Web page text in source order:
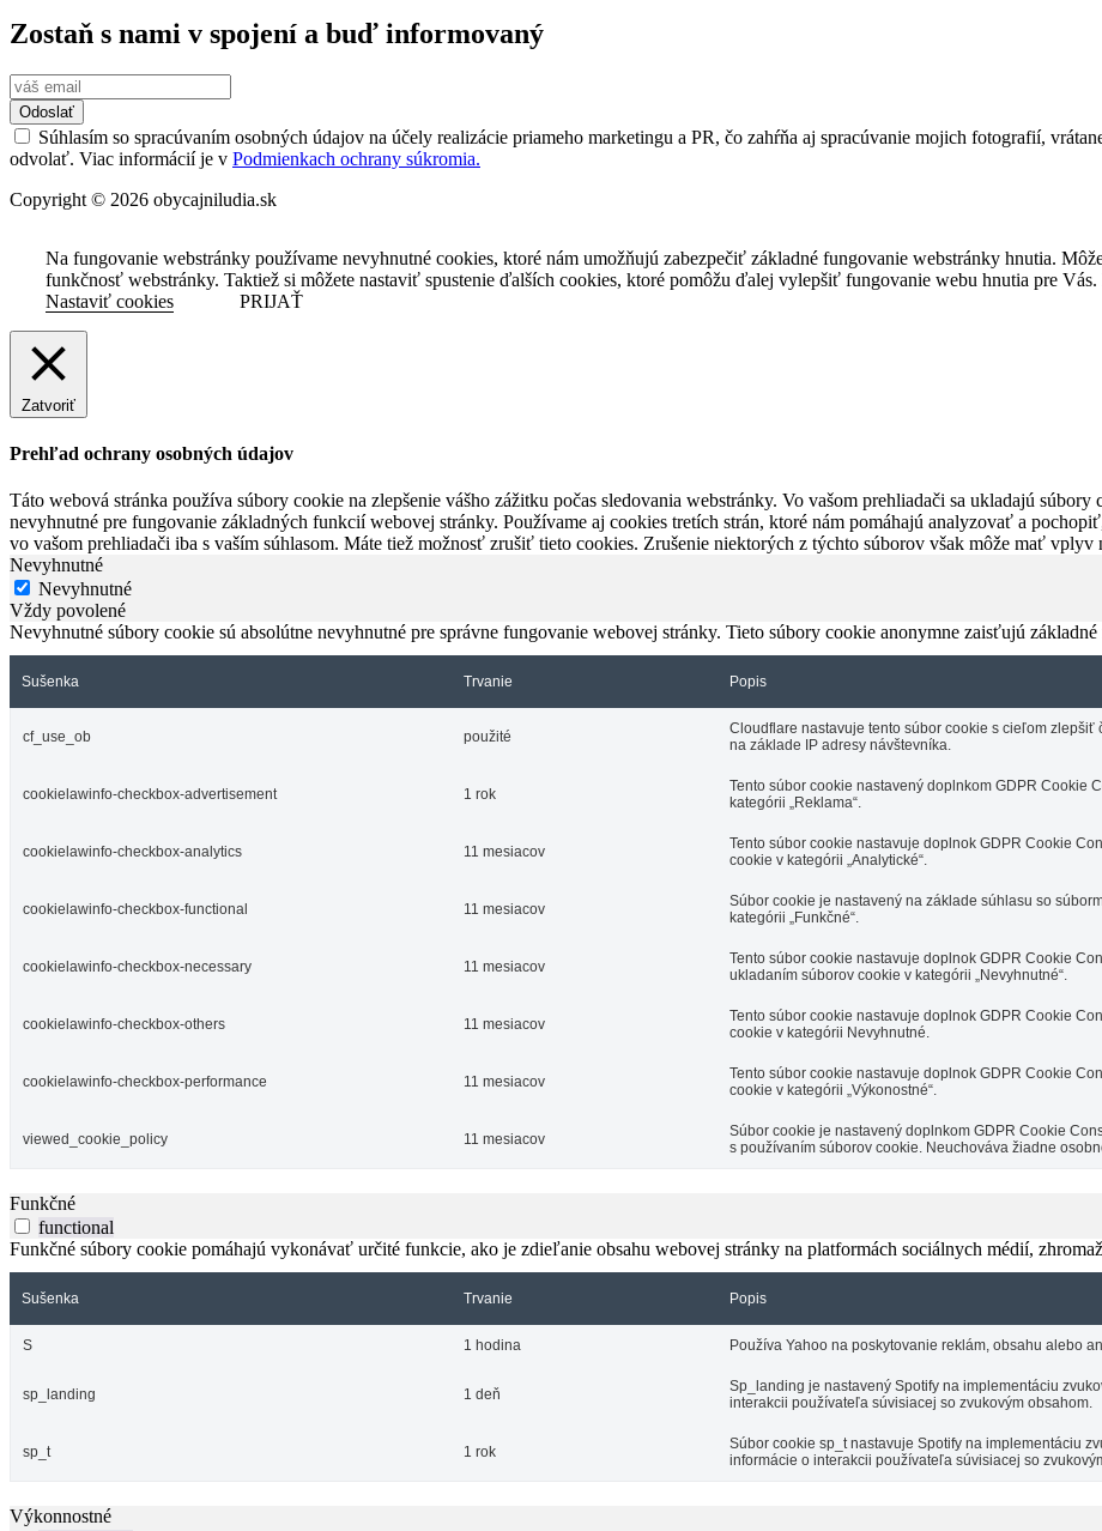
Zostaň s nami v spojení a buď informovaný
Odoslať
Súhlasím so spracúvaním osobných údajov na účely realizácie priameho marketingu a PR, čo zahŕňa aj spracúvanie mojich fotografií,
odvolať. Viac informácií je v Podmienkach ochrany súkromia.
Copyright © 2026 obycajniludia.sk
Na fungovanie webstránky používame nevyhnutné cookies, ktoré nám umožňujú zabezpečiť základné fungovanie webstránky hnutia.
funkčnosť webstránky. Taktiež si môžete nastaviť spustenie ďalších cookies, ktoré pomôžu ďalej vylepšiť fungovanie webu hnutia pre
Nastaviť cookies
PRIJAŤ
Zatvoriť
Prehľad ochrany osobných údajov
Táto webová stránka používa súbory cookie na zlepšenie vášho zážitku počas sledovania webstránky. Vo vašom prehliadači sa ukladajú
nevyhnutné pre fungovanie základných funkcií webovej stránky. Používame aj cookies tretích strán, ktoré nám pomáhajú analyzovať a
vo vašom prehliadači iba s vaším súhlasom. Máte tiež možnosť zrušiť tieto cookies. Zrušenie niektorých z týchto súborov však môže mať vplyv
Nevyhnutné
Nevyhnutné
Vždy povolené
Nevyhnutné súbory cookie sú absolútne nevyhnutné pre správne fungovanie webovej stránky. Tieto súbory cookie anonymne zaisťujú
Sušenka Trvanie Popis
cf_use_ob použité
Cloudflare nastavuje tento súbor cookie s cieľom
na základe IP adresy návštevníka.
cookielawinfo-checkbox-advertisement 1 rok
Tento súbor cookie nastavený doplnkom GDPR Cookie
kategórii „Reklama“.
cookielawinfo-checkbox-analytics 11 mesiacov
Tento súbor cookie nastavuje doplnok GDPR Cookie
cookie v kategórii „Analytické“.
cookielawinfo-checkbox-functional 11 mesiacov
Súbor cookie je nastavený na základe súhlasu so
kategórii „Funkčné“.
cookielawinfo-checkbox-necessary 11 mesiacov
Tento súbor cookie nastavuje doplnok GDPR Cookie
ukladaním súborov cookie v kategórii „Nevyhnutné“.
cookielawinfo-checkbox-others 11 mesiacov
Tento súbor cookie nastavuje doplnok GDPR Cookie
cookie v kategórii Nevyhnutné.
cookielawinfo-checkbox-performance 11 mesiacov
Tento súbor cookie nastavuje doplnok GDPR Cookie
cookie v kategórii „Výkonostné“.
viewed_cookie_policy 11 mesiacov
Súbor cookie je nastavený doplnkom GDPR Cookie
s používaním súborov cookie. Neuchováva žiadne
Funkčné
functional
Funkčné súbory cookie pomáhajú vykonávať určité funkcie, ako je zdieľanie obsahu webovej stránky na platformách sociálnych médií,
Sušenka Trvanie Popis
S 1 hodina Používa Yahoo na poskytovanie reklám, obsahu alebo
sp_landing 1 deň
Sp_landing je nastavený Spotify na implementáciu
interakcii používateľa súvisiacej so zvukovým obsahom.
sp_t 1 rok
Súbor cookie sp_t nastavuje Spotify na implementáciu
informácie o interakcii používateľa súvisiacej so
Výkonnostné